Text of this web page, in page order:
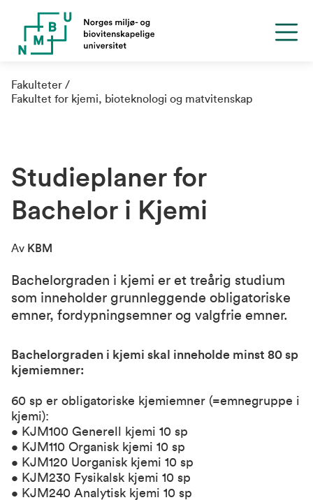
Fakulteter
Fakultet for kjemi, bioteknologi og matvitenskap
Studieplaner for
Bachelor i Kjemi
Av KBM
Bachelorgraden i kjemi er et treårig studium
som inneholder grunnleggende obligatoriske
emner, fordypningsemner og valgfrie emner.
Bachelorgraden i kjemi skal inneholde minst 80 sp
kjemiemner:
60 sp er obligatoriske kjemiemner (=emnegruppe i
kjemi):
• KJM100 Generell kjemi 10 sp
• KJM110 Organisk kjemi 10 sp
• KJM120 Uorganisk kjemi 10 sp
• KJM230 Fysikalsk kjemi 10 sp
• KJM240 Analytisk kjemi 10 sp